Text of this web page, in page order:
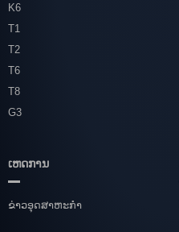
K6
T1
T2
T6
T8
G3
ເຫດການ
ຂ່າວອຸດສາຫະກໍາ